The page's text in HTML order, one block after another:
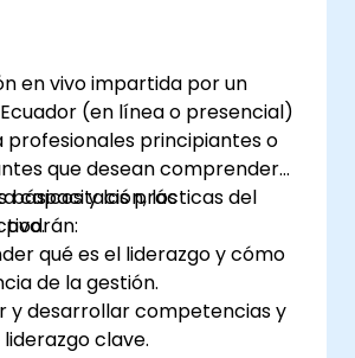
en vivo impartida por un
(en línea o presencial)
profesionales principiantes o
que desean comprender
básicos y las prácticas del
capacitación, los
qué es el liderazgo y cómo
de la gestión.
y desarrollar competencias y
clave.